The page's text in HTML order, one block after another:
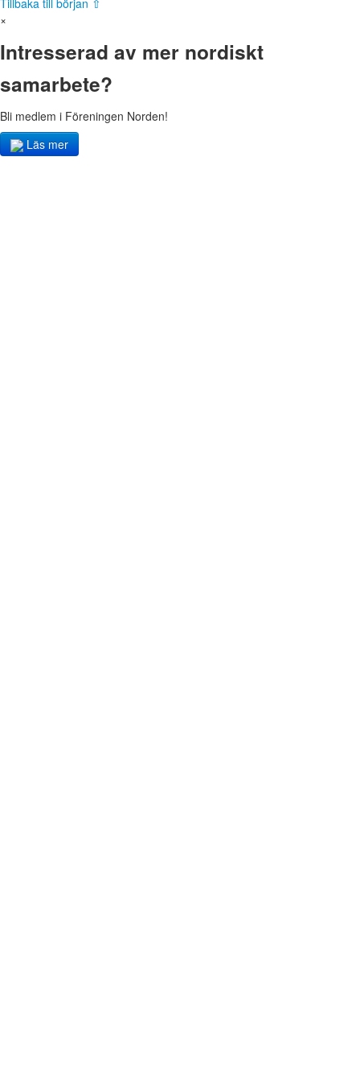
×
Intresserad av mer nordiskt
samarbete?
Bli medlem i Föreningen Norden!
Läs mer